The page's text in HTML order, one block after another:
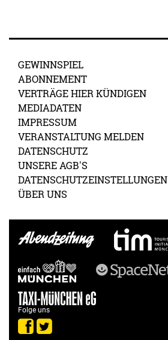
GEWINNSPIEL
ABONNEMENT
VERTRÄGE HIER KÜNDIGEN
MEDIADATEN
IMPRESSUM
VERANSTALTUNG MELDEN
DATENSCHUTZ
UNSERE AGB'S
DATENSCHUTZEINSTELLUNGEN
ÜBER UNS
Folge uns